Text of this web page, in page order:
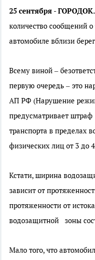
25 сентября - ГОРОДОК.
количество сообщений
автомобиле вблизи
Всему виной –
первую очередь – это
АП РФ (Нарушение
предусматривает штраф
транспорта в пределах
физических лиц от 3 до
Кстати, ширина
зависит от
протяженности от
водозащитной зоны
Мало того, что